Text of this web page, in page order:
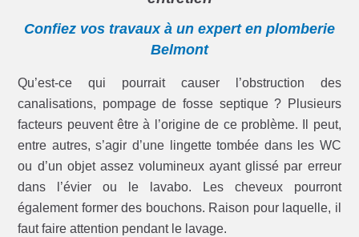
Confiez vos travaux à un expert en plomberie
Belmont
Qu’est-ce qui pourrait causer l’obstruction des
canalisations, pompage de fosse septique ? Plusieurs
facteurs peuvent être à l’origine de ce problème. Il peut,
entre autres, s’agir d’une lingette tombée dans les WC
ou d’un objet assez volumineux ayant glissé par erreur
dans l’évier ou le lavabo. Les cheveux pourront
également former des bouchons. Raison pour laquelle, il
faut faire attention pendant le lavage.